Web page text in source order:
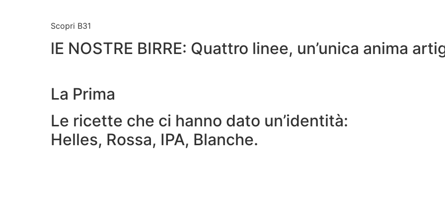
Scopri B31
lE NOSTRE BIRRE: Quattro linee, un’unica anima
La Prima
Le ricette che ci hanno dato un’identità:
Helles, Rossa, IPA, Blanche.